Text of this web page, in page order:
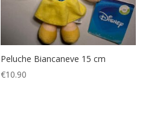
Peluche Biancaneve 15 cm
€10.90